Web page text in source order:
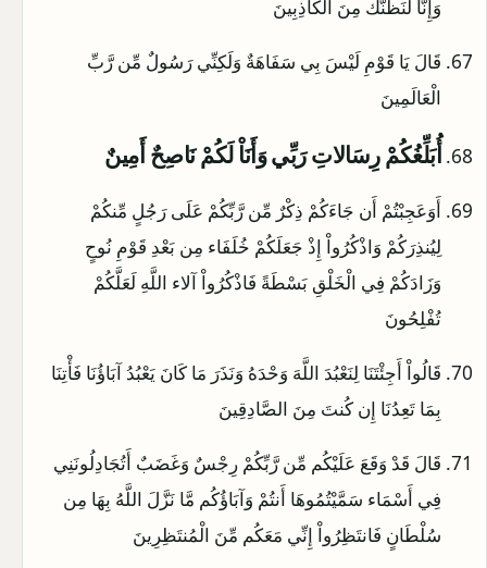
وَإِنَّا لَنَظُنُّكَ مِنَ الْكَاذِبِينَ
قَالَ يَا قَوْمِ لَيْسَ بِي سَفَاهَةٌ وَلَكِنِّي رَسُولٌ مِّن رَّبِّ
الْعَالَمِينَ
أُبَلِّغُكُمْ رِسَالاتِ رَبِّي وَأَنَاْ لَكُمْ نَاصِحٌ أَمِينٌ
أَوَعَجِبْتُمْ أَن جَاءَكُمْ ذِكْرٌ مِّن رَّبِّكُمْ عَلَى رَجُلٍ مِّنكُمْ
لِيُنذِرَكُمْ وَاذْكُرُواْ إِذْ جَعَلَكُمْ خُلَفَاء مِن بَعْدِ قَوْمِ نُوحٍ
وَزَادَكُمْ فِي الْخَلْقِ بَسْطَةً فَاذْكُرُواْ آلاء اللَّهِ لَعَلَّكُمْ
تُفْلِحُونَ
قَالُواْ أَجِئْتَنَا لِنَعْبُدَ اللَّهَ وَحْدَهُ وَنَذَرَ مَا كَانَ يَعْبُدُ آبَاؤُنَا فَأْتِنَا
بِمَا تَعِدُنَا إِن كُنتَ مِنَ الصَّادِقِينَ
قَالَ قَدْ وَقَعَ عَلَيْكُم مِّن رَّبِّكُمْ رِجْسٌ وَغَضَبٌ أَتُجَادِلُونَنِي
فِي أَسْمَاء سَمَّيْتُمُوهَا أَنتُمْ وَآبَاؤُكُم مَّا نَزَّلَ اللَّهُ بِهَا مِن
سُلْطَانٍ فَانتَظِرُواْ إِنِّي مَعَكُم مِّنَ الْمُنتَظِرِينَ